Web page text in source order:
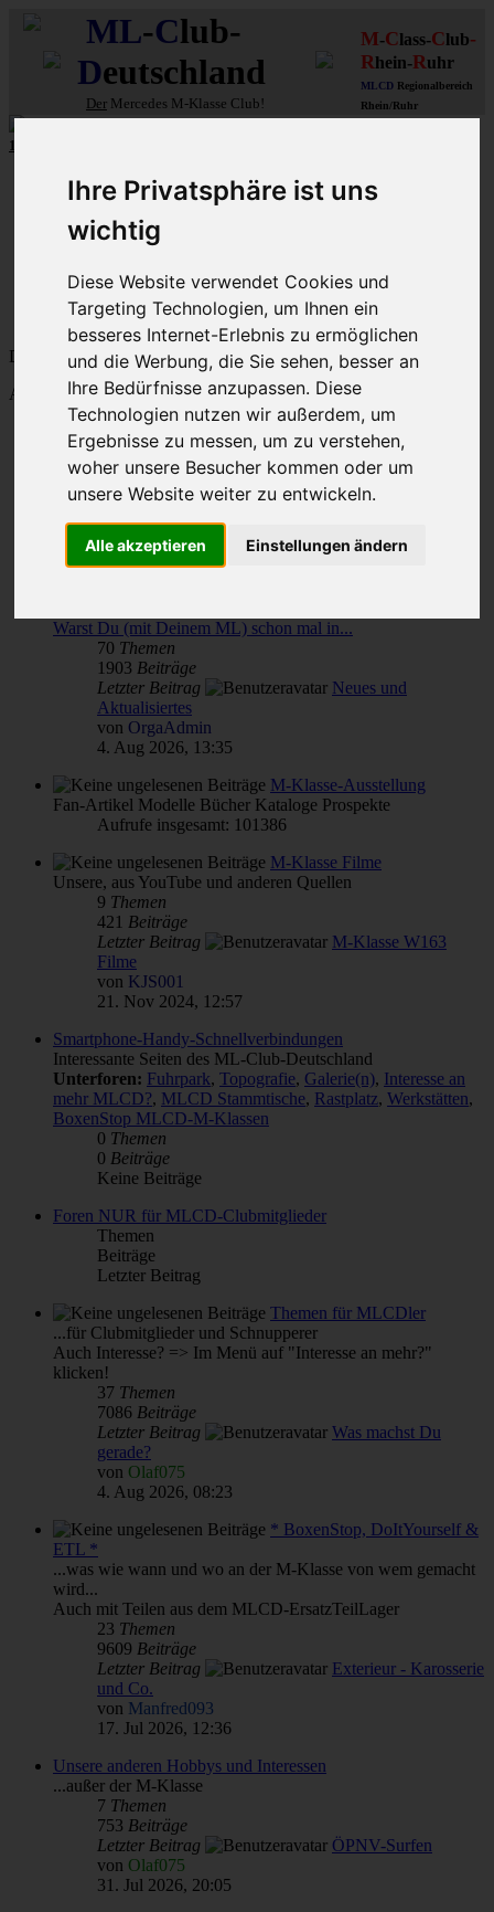
Ihre Privatsphäre ist uns
wichtig
Diese Website verwendet Cookies und
Targeting Technologien, um Ihnen ein
besseres Internet-Erlebnis zu ermöglichen
und die Werbung, die Sie sehen, besser an
Ihre Bedürfnisse anzupassen. Diese
Technologien nutzen wir außerdem, um
Ergebnisse zu messen, um zu verstehen,
woher unsere Besucher kommen oder um
unsere Website weiter zu entwickeln.
Alle akzeptieren Einstellungen ändern
ML-Club-
Deutschland
Der Mercedes M-Klasse Club!
M-Class-Club-
Rhein-Ruhr
MLCD Regionalbereich
Rhein/Ruhr
10 aus mehr als 110
Schnellzugriff
Ungelesene
MLCD-Ausstellung
FAQ
MLCD-Seiten
MLCD-Foren-Übersicht
Dein letzter Besuch: 7. Aug 2026, 06:45
Aktuelle Zeit: 7. Aug 2026, 06:45
M-Klasse-Foren W163 W164 W166 V167
Themen
Beiträge
Letzter Beitrag
von & für M-Klasse- und MLCD-Interessierte
Unterforen:
Warst Du (mit Deinem ML) schon mal in...
70 Themen
1903 Beiträge
Letzter Beitrag
Neues und
Aktualisiertes
von OrgaAdmin
4. Aug 2026, 13:35
M-Klasse-Ausstellung
Fan-Artikel Modelle Bücher Kataloge Prospekte
Aufrufe insgesamt: 101386
M-Klasse Filme
Unsere, aus YouTube und anderen Quellen
9 Themen
421 Beiträge
Letzter Beitrag
M-Klasse W163
Filme
von KJS001
21. Nov 2024, 12:57
Smartphone-Handy-Schnellverbindungen
Interessante Seiten des ML-Club-Deutschland
Unterforen: Fuhrpark, Topografie, Galerie(n), Interesse an
mehr MLCD?, MLCD Stammtische, Rastplatz, Werkstätten,
BoxenStop MLCD-M-Klassen
0 Themen
0 Beiträge
Keine Beiträge
Foren NUR für MLCD-Clubmitglieder
Themen
Beiträge
Letzter Beitrag
Themen für MLCDler
...für Clubmitglieder und Schnupperer
Auch Interesse? => Im Menü auf "Interesse an mehr?"
klicken!
37 Themen
7086 Beiträge
Letzter Beitrag
Was machst Du
gerade?
von Olaf075
4. Aug 2026, 08:23
* BoxenStop, DoItYourself &
ETL *
...was wie wann und wo an der M-Klasse von wem gemacht
wird...
Auch mit Teilen aus dem MLCD-ErsatzTeilLager
23 Themen
9609 Beiträge
Letzter Beitrag
Exterieur - Karosserie
und Co.
von Manfred093
17. Jul 2026, 12:36
Unsere anderen Hobbys und Interessen
...außer der M-Klasse
7 Themen
753 Beiträge
Letzter Beitrag
ÖPNV-Surfen
von Olaf075
31. Jul 2026, 20:05